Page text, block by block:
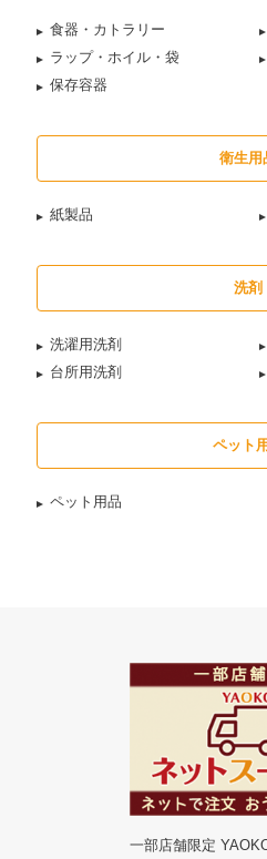
食器・カトラリー
ラップ・ホイル・袋
保存容器
衛生用
紙製品
洗剤
洗濯用洗剤
台所用洗剤
ペット
ペット用品
一部店舗限定